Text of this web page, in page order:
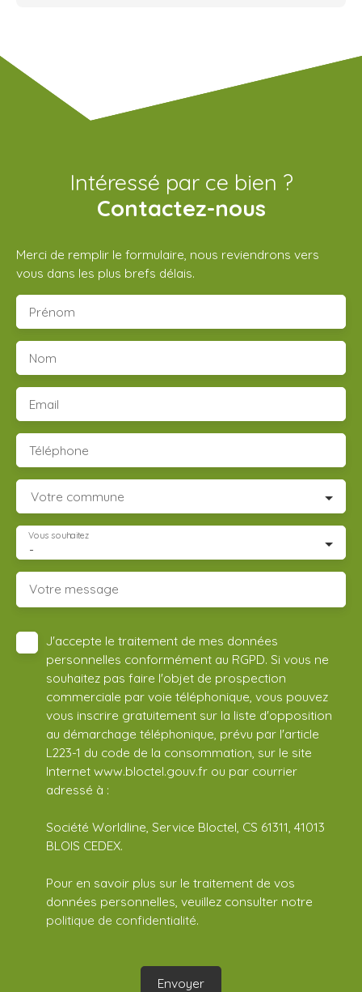
Intéressé par ce bien ?
Contactez-nous
Merci de remplir le formulaire, nous reviendrons vers
vous dans les plus brefs délais.
Prénom
Nom
Email
Téléphone
Votre commune
-
Vous souhaitez
Votre message
J'accepte le traitement de mes données
personnelles conformément au RGPD. Si vous ne
souhaitez pas faire l'objet de prospection
commerciale par voie téléphonique, vous pouvez
vous inscrire gratuitement sur la liste d'opposition
au démarchage téléphonique, prévu par l'article
L223-1 du code de la consommation, sur le site
Internet www.bloctel.gouv.fr ou par courrier
adressé à :
Société Worldline, Service Bloctel, CS 61311, 41013
BLOIS CEDEX.
Pour en savoir plus sur le traitement de vos
données personnelles, veuillez consulter notre
politique de confidentialité.
Envoyer